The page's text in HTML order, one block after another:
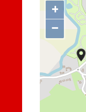
+
−